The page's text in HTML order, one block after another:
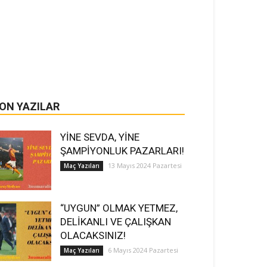
YAZILAR
YİNE SEVDA, YİNE
ŞAMPİYONLUK PAZARLARI!
Maç Yazıları 13 Mayıs 2024 Pazartesi
“UYGUN” OLMAK YETMEZ,
DELİKANLI VE ÇALIŞKAN
OLACAKSINIZ!
Maç Yazıları 6 Mayıs 2024 Pazartesi